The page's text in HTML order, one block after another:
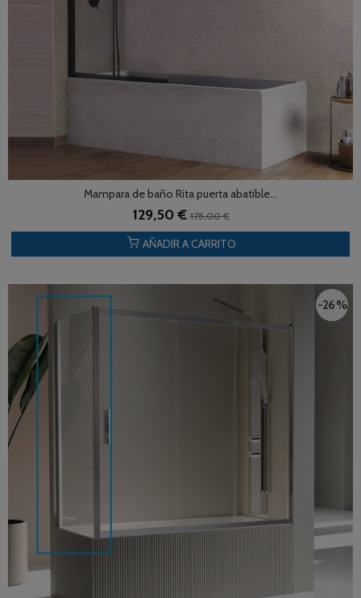
Mampara de baño Rita puerta abatible...
129,50 €175,00 €
AÑADIR A CARRITO
-26 %